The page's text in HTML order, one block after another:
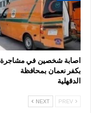
اصابة شخصين في مشاجرة
بكفر نعمان بمحافظة
الدقهلية
NEXT